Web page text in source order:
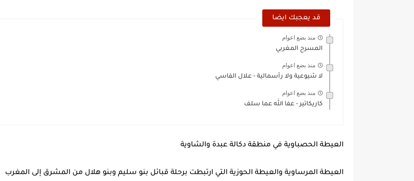
قد يعجبك ايضا
منذ بضع اعوام
المسرح المغربي
منذ بضع اعوام
لا شيوعية ولا رأسمالية - علال الفاسي
منذ بضع اعوام
كاريكاتير - عفا الله عما سلف
العيطة الحصباوية في منطقة دكالة عبدة والشاوية
العيطة المرساوية والعيطة الحوزية التي ارتبطت برحلة قبائل بنو سليم وبنو هلال من المشرق إلى المغرب